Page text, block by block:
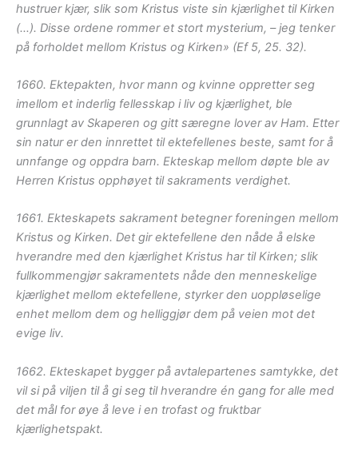
hustruer kjær, slik som Kristus viste sin kjærlighet til Kirken
(…). Disse ordene rommer et stort mysterium, – jeg tenker
på forholdet mellom Kristus og Kirken» (Ef 5, 25. 32).
1660. Ektepakten, hvor mann og kvinne oppretter seg
imellom et inderlig fellesskap i liv og kjærlighet, ble
grunnlagt av Skaperen og gitt særegne lover av Ham. Etter
sin natur er den innrettet til ektefellenes beste, samt for å
unnfange og oppdra barn. Ekteskap mellom døpte ble av
Herren Kristus opphøyet til sakraments verdighet.
1661. Ekteskapets sakrament betegner foreningen mellom
Kristus og Kirken. Det gir ektefellene den nåde å elske
hverandre med den kjærlighet Kristus har til Kirken; slik
fullkommengjør sakramentets nåde den menneskelige
kjærlighet mellom ektefellene, styrker den uoppløselige
enhet mellom dem og helliggjør dem på veien mot det
evige liv.
1662. Ekteskapet bygger på avtalepartenes samtykke, det
vil si på viljen til å gi seg til hverandre én gang for alle med
det mål for øye å leve i en trofast og fruktbar
kjærlighetspakt.